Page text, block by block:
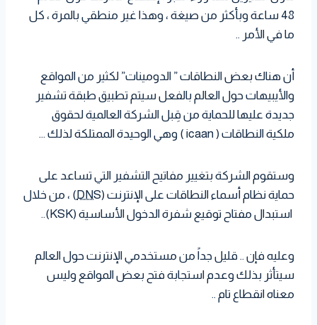
48 ساعة وبأكثر من صيغة ، وهذا غير منطقي بالمرة ، كل
ما في الأمر ..
أن هناك بعض النطاقات ” الدومينات” لكثير من المواقع
والأيبيهات حول العالم بالفعل سيتم تطبيق طبقة تشفير
جديدة عليها للحماية من قِبل الشركة العالمية لحقوق
ملكية النطاقات ( icaan ) وهي الوحيدة الممتلكة لذلك …
وستقوم الشركة بتغيير مفاتيح التشفير التي تساعد على
حماية نظام أسماء النطاقات على الإنترنت (DNS) ، من خلال
استبدال مفتاح توقيع شفرة الدخول الأساسية (KSK)..
وعليه فإن .. قليل جداً من مستخدمي الإنترنت حول العالم
سيتأثر بذلك وعدم استجابة فتح بعض المواقع وليس
معناه انقطاع تام ..